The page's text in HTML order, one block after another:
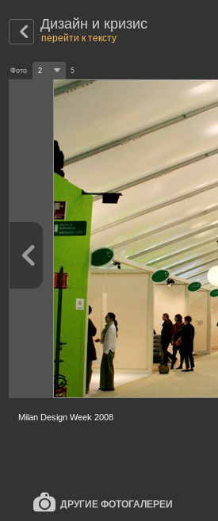
Дизайн и кризис
перейти к тексту
Фото 2 5
Milan Design Week 2008
ДРУГИЕ ФОТОГАЛЕРЕИ